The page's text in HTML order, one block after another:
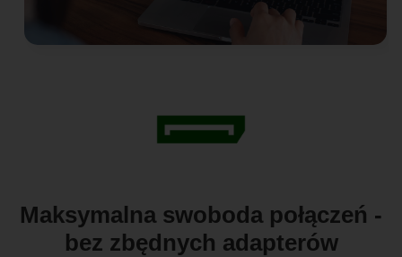
Maksymalna swoboda połączeń -
bez zbędnych adapterów